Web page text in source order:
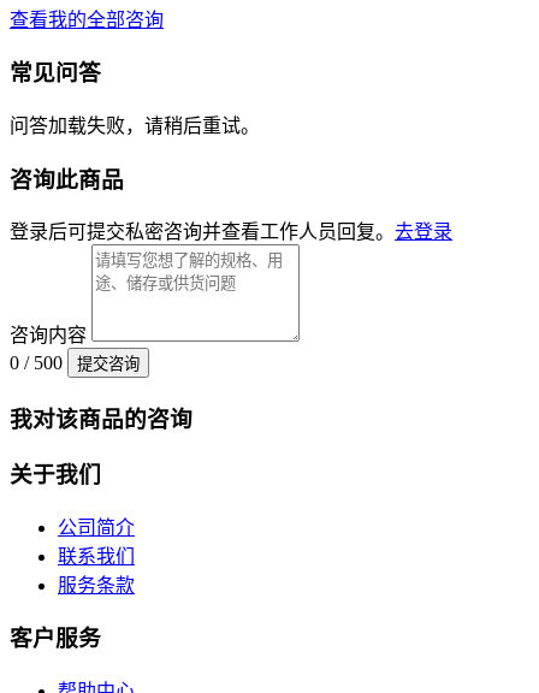
查看我的全部咨询
常见问答
问答加载失败，请稍后重试。
咨询此商品
登录后可提交私密咨询并查看工作人员回复。 去登录
咨询内容
0 / 500
提交咨询
我对该商品的咨询
关于我们
公司简介
联系我们
服务条款
客户服务